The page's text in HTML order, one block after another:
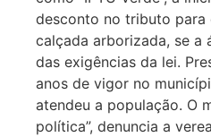
desconto no tributo para
calçada arborizada, se a
das exigências da lei.
anos de vigor no
atendeu a população. O
política”, denuncia a